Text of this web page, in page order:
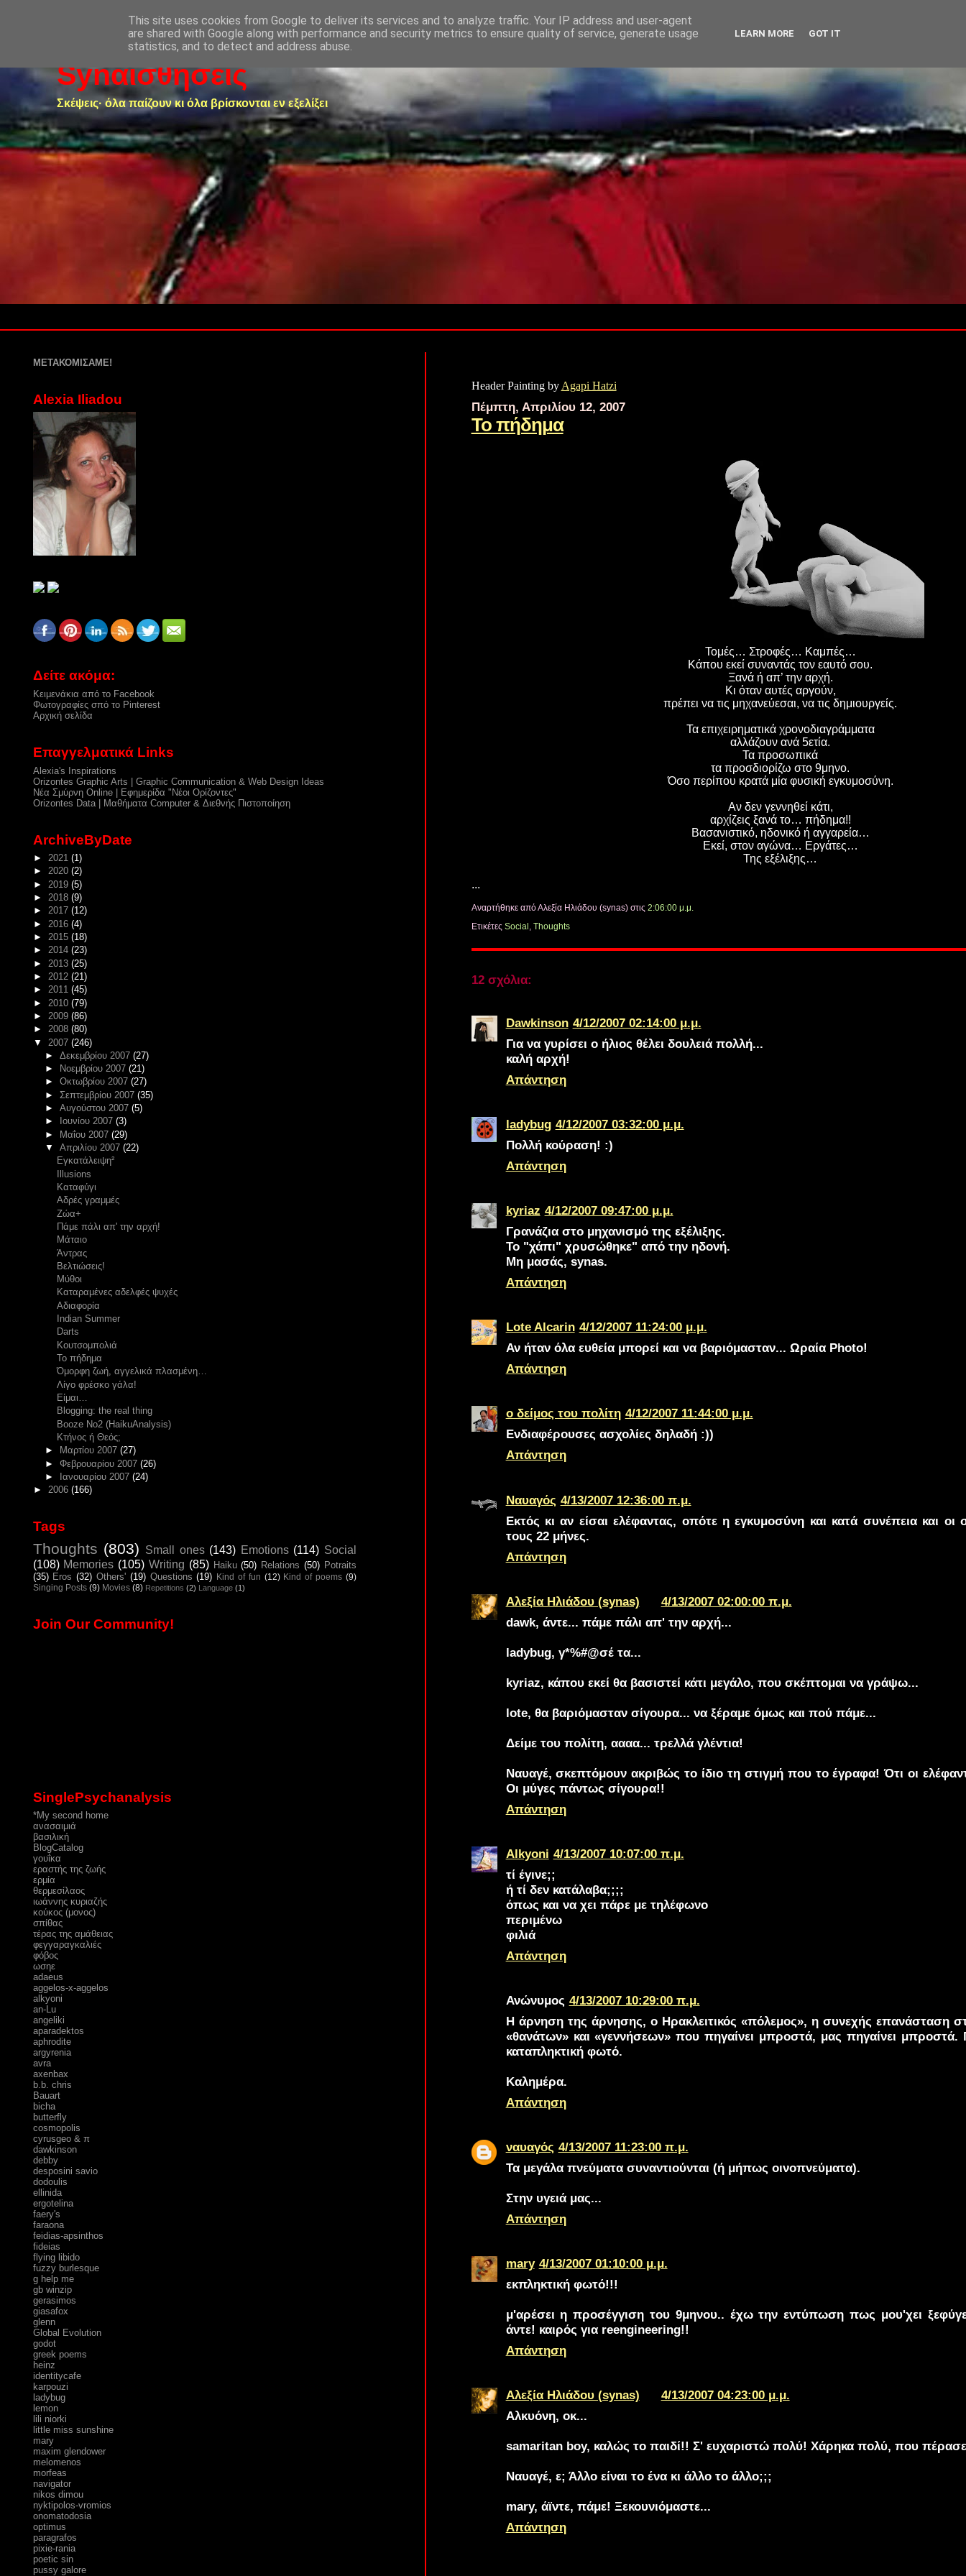
Synαισθήσεις
Σκέψεις· όλα παίζουν κι όλα βρίσκονται εν εξελίξει
Header Painting by Agapi Hatzi
Πέμπτη, Απριλίου 12, 2007
Το πήδημα
Τομές… Στροφές… Καμπές…
Κάπου εκεί συναντάς τον εαυτό σου.
Ξανά ή απ’ την αρχή.
Κι όταν αυτές αργούν,
πρέπει να τις μηχανεύεσαι, να τις δημιουργείς.
Τα επιχειρηματικά χρονοδιαγράμματα
αλλάζουν ανά 5ετία.
Τα προσωπικά
τα προσδιορίζω στο 9μηνο.
Όσο περίπου κρατά μία φυσική εγκυμοσύνη.
Αν δεν γεννηθεί κάτι,
αρχίζεις ξανά το… πήδημα!!
Βασανιστικό, ηδονικό ή αγγαρεία…
Εκεί, στον αγώνα… Εργάτες…
Της εξέλιξης…
...
Αναρτήθηκε από Αλεξία Ηλιάδου (synas) στις 2:06:00 μ.μ.
Ετικέτες Social , Thoughts
12 σχόλια:
Dawkinson 4/12/2007 02:14:00 μ.μ.
Για να γυρίσει ο ήλιος θέλει δουλειά πολλή...
καλή αρχή!
Απάντηση
ladybug 4/12/2007 03:32:00 μ.μ.
Πολλή κούραση! :)
Απάντηση
kyriaz 4/12/2007 09:47:00 μ.μ.
Γρανάζια στο μηχανισμό της εξέλιξης.
Το "χάπι" χρυσώθηκε" από την ηδονή.
Μη μασάς, synas.
Απάντηση
Lote Alcarin 4/12/2007 11:24:00 μ.μ.
Αν ήταν όλα ευθεία μπορεί και να βαριόμασταν... Ωραία Photo!
Απάντηση
ο δείμος του πολίτη 4/12/2007 11:44:00 μ.μ.
Ενδιαφέρουσες ασχολίες δηλαδή :))
Απάντηση
Ναυαγός 4/13/2007 12:36:00 π.μ.
Εκτός κι αν είσαι ελέφαντας, οπότε η εγκυμοσύνη και κατά συνέπεια και
τους 22 μήνες.
Απάντηση
Αλεξία Ηλιάδου (synas)
4/13/2007 02:00:00 π.μ.
dawk, άντε... πάμε πάλι απ' την αρχή...
ladybug, γ*%#@σέ τα...
kyriaz, κάπου εκεί θα βασιστεί κάτι μεγάλο, που σκέπτομαι να γράψω...
lote, θα βαριόμασταν σίγουρα... να ξέραμε όμως και πού πάμε...
Δείμε του πολίτη, αααα... τρελλά γλέντια!
Ναυαγέ, σκεπτόμουν ακριβώς το ίδιο τη στιγμή που το έγραφα! Ότι οι
Οι μύγες πάντως σίγουρα!!
Απάντηση
Alkyoni 4/13/2007 10:07:00 π.μ.
τί έγινε;;
ή τί δεν κατάλαβα;;;;
όπως και να χει πάρε με τηλέφωνο
περιμένω
φιλιά
Απάντηση
Ανώνυμος 4/13/2007 10:29:00 π.μ.
Η άρνηση της άρνησης, ο Ηρακλειτικός «πόλεμος», η συνεχής επανάσταση
«θανάτων» και «γεννήσεων» που πηγαίνει μπροστά, μας πηγαίνει
καταπληκτική φωτό.
Καλημέρα.
Απάντηση
ναυαγός 4/13/2007 11:23:00 π.μ.
Τα μεγάλα πνεύματα συναντιούνται (ή μήπως οινοπνεύματα).
Στην υγειά μας...
Απάντηση
mary 4/13/2007 01:10:00 μ.μ.
εκπληκτική φωτό!!!
μ'αρέσει η προσέγγιση του 9μηνου.. έχω την εντύπωση πως μου'χει
άντε! καιρός για reengineering!!
Απάντηση
Αλεξία Ηλιάδου (synas)
4/13/2007 04:23:00 μ.μ.
Αλκυόνη, οκ...
samaritan boy, καλώς το παιδί!! Σ' ευχαριστώ πολύ! Χάρηκα πολύ, που
Ναυαγέ, ε; Άλλο είναι το ένα κι άλλο το άλλο;;;
mary, άϊντε, πάμε! Ξεκουνιόμαστε...
Απάντηση
ΜΕΤΑΚΟΜΙΣΑΜΕ!
Alexia Iliadou
Δείτε ακόμα:
Κειμενάκια από το Facebook
Φωτογραφίες σπό το Pinterest
Αρχική σελίδα
Επαγγελματικά Links
Alexia's Inspirations
Orizontes Graphic Arts | Graphic Communication & Web Design Ideas
Νέα Σμύρνη Online | Εφημερίδα "Νέοι Ορίζοντες"
Orizontes Data | Μαθήματα Computer & Διεθνής Πιστοποίηση
ArchiveByDate
► 2021 (1)
► 2020 (2)
► 2019 (5)
► 2018 (9)
► 2017 (12)
► 2016 (4)
► 2015 (18)
► 2014 (23)
► 2013 (25)
► 2012 (21)
► 2011 (45)
► 2010 (79)
► 2009 (86)
► 2008 (80)
▼ 2007 (246)
► Δεκεμβρίου 2007 (27)
►
Νοεμβρίου 2007 (21)
► Οκτωβρίου 2007 (27)
► Σεπτεμβρίου 2007 (35)
► Αυγούστου 2007 (5)
►
Ιουνίου 2007 (3)
► Μαΐου 2007 (29)
▼ Απριλίου 2007 (22)
Εγκατάλειψη²
Illusions
Καταφύγι
Αδρές γραμμές
Ζώα+
Πάμε πάλι απ' την αρχή!
Μάταιο
Άντρας
Βελτιώσεις!
Μύθοι
Καταραμένες αδελφές ψυχές
Αδιαφορία
Indian Summer
Darts
Κουτσομπολιά
Το πήδημα
Όμορφη ζωή, αγγελικά πλασμένη…
Λίγο φρέσκο γάλα!
Είμαι…
Blogging: the real thing
Booze Νο2 (HaikuAnalysis)
Κτήνος ή Θεός;
►
Μαρτίου 2007 (27)
► Φεβρουαρίου 2007 (26)
►
Ιανουαρίου 2007 (24)
► 2006 (166)
Tags
Thoughts (803) Small ones (143) Emotions (114) Social
(108) Memories (105) Writing (85) Haiku (50) Relations (50) Potraits
(35) Eros (32) Others' (19) Questions (19) Kind of fun (12) Kind of poems (9)
Singing Posts (9) Movies (8) Repetitions (2) Language (1)
Join Our Community!
SinglePsychanalysis
*My second home
ανασαιμιά
βασιλική
ΒlogCatalog
γουΐκα
εραστής της ζωής
ερμία
θερμεσίλαος
ιωάννης κυριαζής
κούκος (μονος)
σπίθας
τέρας της αμάθειας
φεγγαραγκαλιές
φόβος
ωσηε
adaeus
aggelos-x-aggelos
alkyoni
an-Lu
angeliki
aparadektos
aphrodite
argyrenia
avra
axenbax
b.b. chris
Bauart
bicha
butterfly
cosmopolis
cyrusgeo & π
dawkinson
debby
desposini savio
dodoulis
ellinida
ergotelina
faery's
faraona
feidias-apsinthos
fideias
flying libido
fuzzy burlesque
g help me
gb winzip
gerasimos
giasafox
glenn
Global Evolution
godot
greek poems
heinz
identitycafe
karpouzi
ladybug
lemon
lili niorki
little miss sunshine
mary
maxim glendower
melomenos
morfeas
navigator
nikos dimou
nyktipolos-vromios
onomatodosia
optimus
paragrafos
pixie-rania
poetic sin
pussy galore
This site uses cookies from Google to deliver its services and to analyze traffic. Your IP address and user-agent
are shared with Google along with performance and security metrics to ensure quality of service, generate usage
statistics, and to detect and address abuse.
LEARN MORE GOT IT